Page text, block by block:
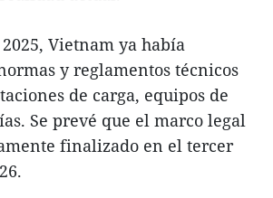
Vietnam ya había
y reglamentos técnicos
de carga, equipos de
Se prevé que el marco legal
finalizado en el tercer